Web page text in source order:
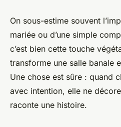
Ros'Eglantine :
sublimer vos
des fleurs
Radegonda•19/05/2026 08:35 •
On sous-estime souvent
mariée ou d’une simple
c’est bien cette touche
transforme une salle banale
Une chose est sûre : quand
avec intention, elle ne
raconte une histoire.